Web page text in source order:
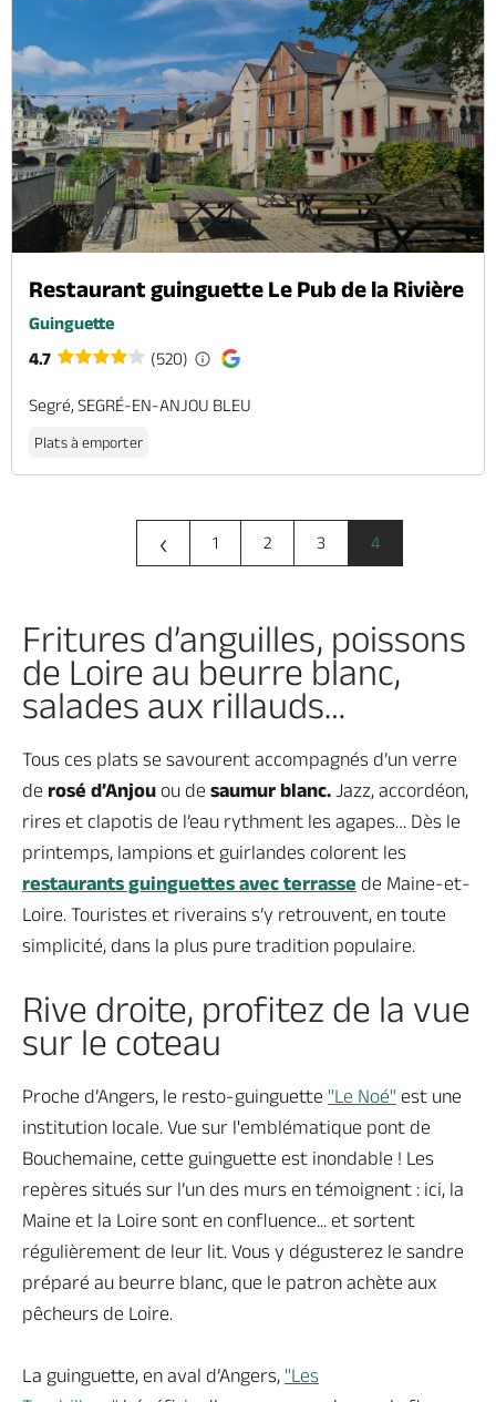
Restaurant guinguette Le Pub de la Rivière
Guinguette
4.7
(520)
Segré, SEGRÉ-EN-ANJOU BLEU
Plats à emporter
‹ 1 2 3 4
Fritures d’anguilles, poissons
de Loire au beurre blanc,
salades aux rillauds…
Tous ces plats se savourent accompagnés d’un verre
de rosé d’Anjou ou de saumur blanc. Jazz, accordéon,
rires et clapotis de l’eau rythment les agapes… Dès le
printemps, lampions et guirlandes colorent les
restaurants guinguettes avec terrasse de Maine-et-
Loire. Touristes et riverains s’y retrouvent, en toute
simplicité, dans la plus pure tradition populaire.
Rive droite, profitez de la vue
sur le coteau
Proche d’Angers, le resto-guinguette "Le Noé" est une
institution locale. Vue sur l'emblématique pont de
Bouchemaine, cette guinguette est inondable ! Les
repères situés sur l’un des murs en témoignent : ici, la
Maine et la Loire sont en confluence... et sortent
régulièrement de leur lit. Vous y dégusterez le sandre
préparé au beurre blanc, que le patron achète aux
pêcheurs de Loire.
La guinguette, en aval d’Angers, "Les